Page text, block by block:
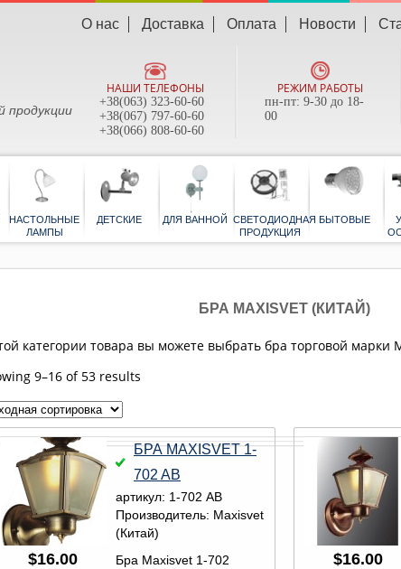
продукции
О нас Доставка Оплата Новости
НАШИ ТЕЛЕФОНЫ
+38(063) 323-60-60
+38(067) 797-60-60
+38(066) 808-60-60
РЕЖИМ РАБОТЫ
пн-пт: 9-30 до 18-
00
НАСТОЛЬНЫЕ ДЕТСКИЕ ДЛЯ ВАННОЙ СВЕТОДИОДНАЯ
БРА MAXISVET (КИТАЙ)
категории товара вы можете выбрать бра торговой марки
9–16 of 53 results
$16.00
БРА MAXISVET 1-
702 AB
артикул: 1-702 AB
Производитель: Maxisvet
(Китай)
Бра Maxisvet 1-702
$16.00